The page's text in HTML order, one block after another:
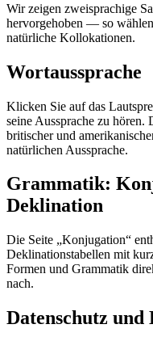
Wir zeigen zweisprachige
hervorgehoben — so
natürliche Kollokationen.
Wortaussprache
Klicken Sie auf das
seine Aussprache zu
britischer und
natürlichen Aussprache.
Grammatik:
Deklination
Die Seite „Konjugation“
Deklinationstabellen mit
Formen und Grammatik
nach.
Datenschutz und